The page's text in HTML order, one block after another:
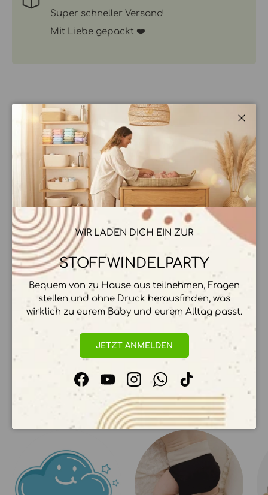
Super schneller Versand
Mit Liebe gepackt ❤️
BESCHREIBUNG
HERSTELLER & HERKUNFT
ZAHLUNGSMÖGLICHKEITEN
Ihre Zahlungsinformationen werden sicher
verarbeitet. Wir speichern keine
Kreditkartendetails.
UNSERE KOLLEKTIONEN
WIR LADEN DICH EIN ZUR
STOFFWINDELPARTY
Bequem von zu Hause aus teilnehmen, Fragen
stellen und ohne Druck herausfinden, was
wirklich zu eurem Baby und eurem Alltag passt.
JETZT ANMELDEN
FacebookYouTubeInstagramWhatsApp
TikTok